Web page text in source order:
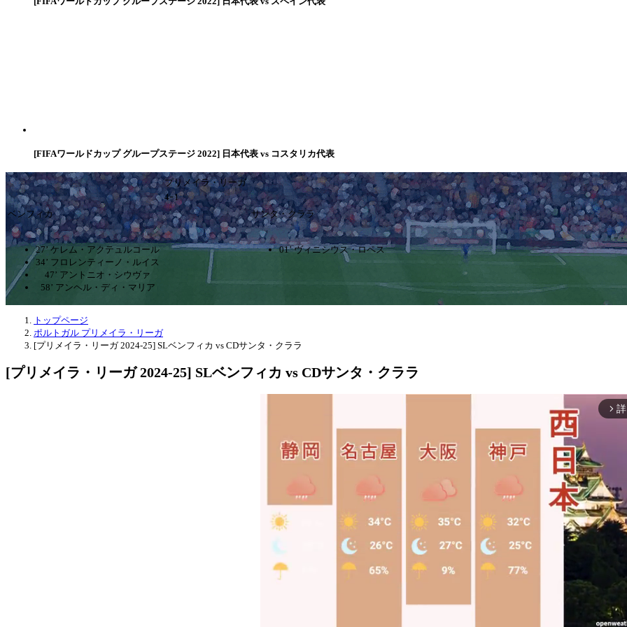
[FIFAワールドカップ グループステージ 2022] 日本代表 vs コスタリカ代表
プリメイラ・リーガ
4ｰ1
ベンフィカ
サンタ・クララ
27’ ケレム・アクテュルコール
34’ フロレンティーノ・ルイス
47’ アントニオ・シウヴァ
58’ アンヘル・ディ・マリア
01’ ヴィニシウス・ロペス
トップページ
ポルトガル プリメイラ・リーガ
[プリメイラ・リーガ 2024-25] SLベンフィカ vs CDサンタ・クララ
[プリメイラ・リーガ 2024-25] SLベンフィカ vs CDサンタ・クララ
arrow_forward_ios